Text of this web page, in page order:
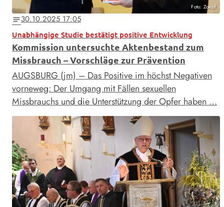
Foto: Zoepf
notes30.10.2025 17:05
Unabhängige Studie bestätigt positive Entwicklung
Kommission untersuchte Aktenbestand zum
Missbrauch – Vorschläge zur Prävention
AUGSBURG (jm) – Das Positive im höchst Negativen
vorneweg: Der Umgang mit Fällen sexuellen
Missbrauchs und die Unterstützung der Opfer haben …